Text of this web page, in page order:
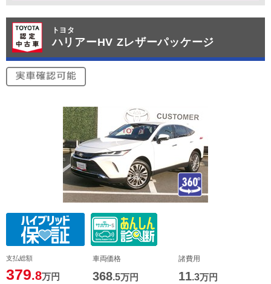
トヨタ
ハリアーHV Zレザーパッケージ
支払総額
379.8万円
車両価格
368.5万円
諸費用
11.3万円